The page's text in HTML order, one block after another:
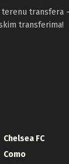
transfera
transferima!
Chelsea FC
Como